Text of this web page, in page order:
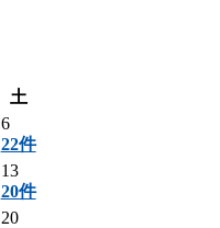
土
6
22件
13
20件
20